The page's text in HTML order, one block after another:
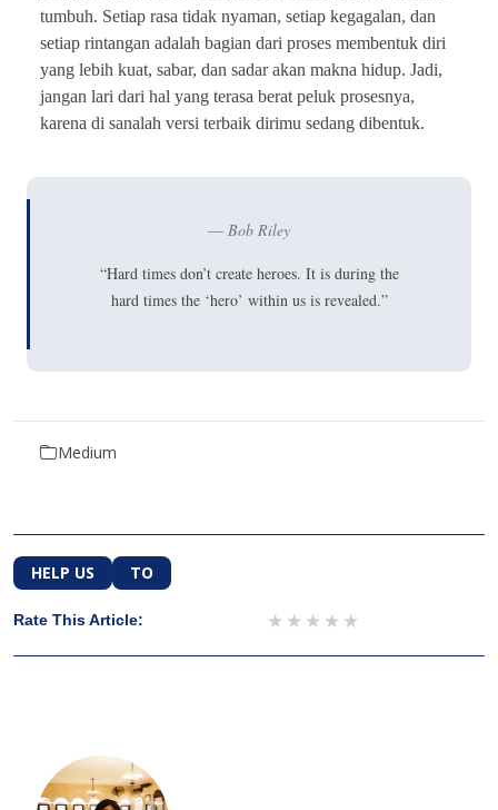
tumbuh. Setiap rasa tidak nyaman, setiap kegagalan, dan
setiap rintangan adalah bagian dari proses membentuk diri
yang lebih kuat, sabar, dan sadar akan makna hidup. Jadi,
jangan lari dari hal yang terasa berat peluk prosesnya,
karena di sanalah versi terbaik dirimu sedang dibentuk.
Bob Riley
“Hard times don’t create heroes. It is during the
hard times the ‘hero’ within us is revealed.”
Medium
HELP US TO
Rate This Article: 4 stars
3 stars
2 stars
1 star